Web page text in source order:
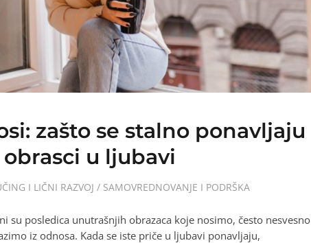
zašto se stalno ponavljaju
u ljubavi
I LIČNI RAZVOJ / SAMOVREDNOVANJE I PODRŠKA
su posledica unutrašnjih obrazaca koje nosimo, često nesvesno
iz odnosa. Kada se iste priče u ljubavi ponavljaju,